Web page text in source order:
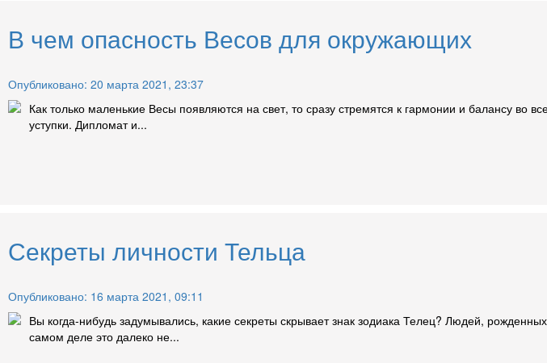
В чем опасность Весов для окружающих
Опубликовано: 20 марта 2021, 23:37
Как только маленькие Весы появляются на свет, то сразу стремятся к гармонии и балансу во
уступки. Дипломат и...
Секреты личности Тельца
Опубликовано: 16 марта 2021, 09:11
Вы когда-нибудь задумывались, какие секреты скрывает знак зодиака Телец? Людей,
самом деле это далеко не...